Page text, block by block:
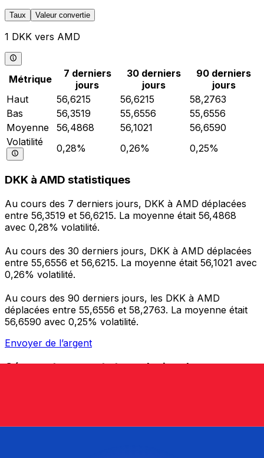
Taux Valeur convertie
1 DKK vers AMD
Métrique
7 derniers
jours
30 derniers
jours
90 derniers
jours
Haut
56,6215 56,6215
58,2763
Bas
56,3519 55,6556
55,6556
Moyenne
56,4868 56,1021
56,6590
Volatilité
0,28% 0,26% 0,25%
DKK à AMD statistiques
Au cours des 7 derniers jours, DKK à AMD déplacées
entre 56,3519 et 56,6215. La moyenne était 56,4868
avec 0,28% volatilité.
Au cours des 30 derniers jours, DKK à AMD déplacées
entre 55,6556 et 56,6215. La moyenne était 56,1021 avec
0,26% volatilité.
Au cours des 90 derniers jours, les DKK à AMD
déplacées entre 55,6556 et 58,2763. La moyenne était
56,6590 avec 0,25% volatilité.
Envoyer de l’argent
Gérez votre argent et vos devises lorsque vous
et la gestion de vos devises. Convertissez des devises,